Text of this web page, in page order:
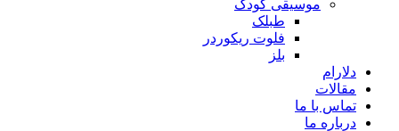
موسیقی کودک
طبلک
فلوت ریکوردر
بلز
دلارام
مقالات
تماس با ما
درباره ما